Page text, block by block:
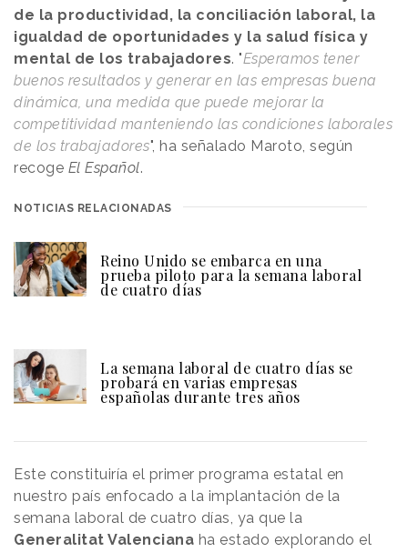
de la productividad, la conciliación laboral, la
igualdad de oportunidades y la salud física y
mental de los trabajadores. "Esperamos tener
buenos resultados y generar en las empresas buena
dinámica, una medida que puede mejorar la
competitividad manteniendo las condiciones laborales
de los trabajadores", ha señalado Maroto, según
recoge El Español.
NOTICIAS RELACIONADAS
Reino Unido se embarca en una
prueba piloto para la semana laboral
de cuatro días
La semana laboral de cuatro días se
probará en varias empresas
españolas durante tres años
Este constituiría el primer programa estatal en
nuestro país enfocado a la implantación de la
semana laboral de cuatro días, ya que la
Generalitat Valenciana ha estado explorando el